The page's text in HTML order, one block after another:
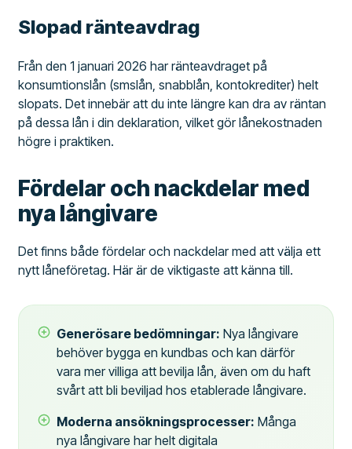
Slopad ränteavdrag
Från den 1 januari 2026 har ränteavdraget på
konsumtionslån (smslån, snabblån, kontokrediter) helt
slopats. Det innebär att du inte längre kan dra av räntan
på dessa lån i din deklaration, vilket gör lånekostnaden
högre i praktiken.
Fördelar och nackdelar med
nya långivare
Det finns både fördelar och nackdelar med att välja ett
nytt låneföretag. Här är de viktigaste att känna till.
Generösare bedömningar: Nya långivare
behöver bygga en kundbas och kan därför
vara mer villiga att bevilja lån, även om du haft
svårt att bli beviljad hos etablerade långivare.
Moderna ansökningsprocesser: Många
nya långivare har helt digitala